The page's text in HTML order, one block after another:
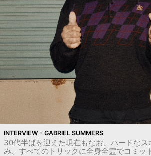
INTERVIEW - GABRIEL SUMMERS
30代半ばを迎えた現在もなお、ハードな
み、すべてのトリックに全身全霊でコミッ